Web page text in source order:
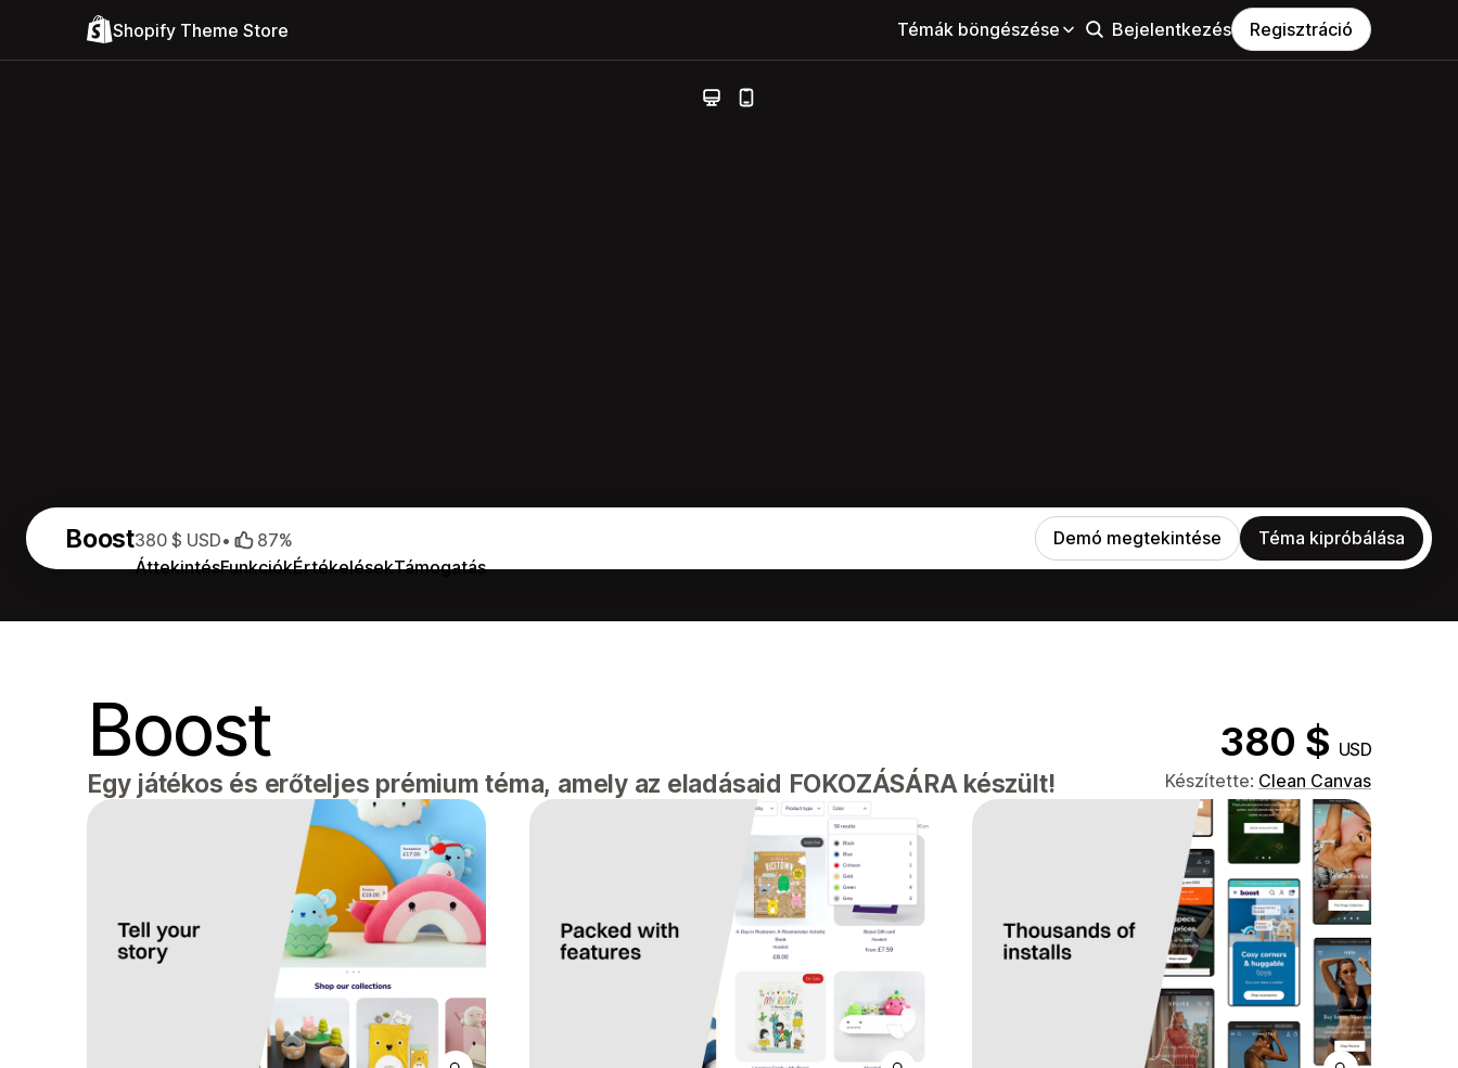
Shopify Theme Store Témák böngészése Bejelentkezés Regisztráció
Boost
ÁttekintésFunkciókÉrtékelésekTámogatás
380 $ USD• 87% Demó megtekintése Téma kipróbálása
Boost 380 $ USD
Egy játékos és erőteljes prémium téma, amely az eladásaid FOKOZÁSÁRA készült! Készítette: Clean Canvas